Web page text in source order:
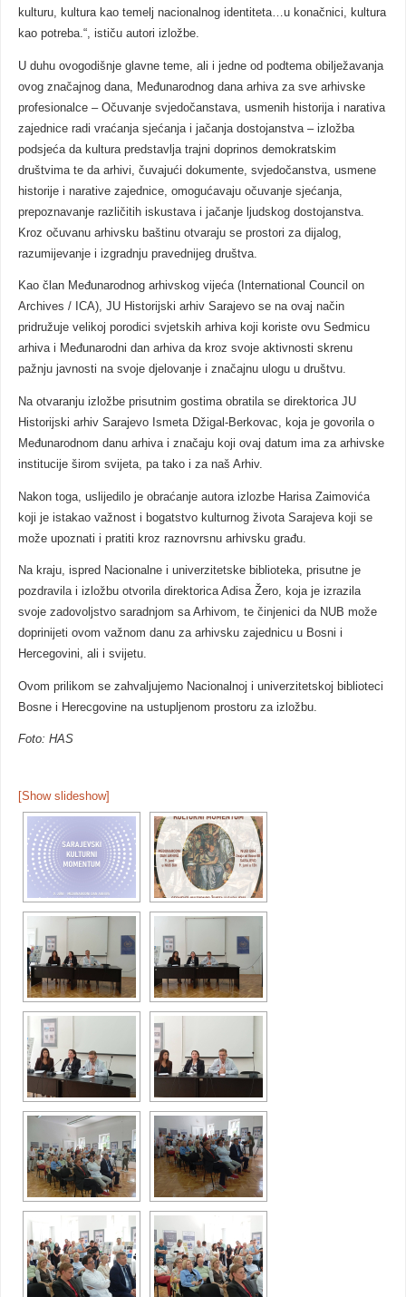
kulturu, kultura kao temelj nacionalnog identiteta…u konačnici, kultura
kao potreba.“, ističu autori izložbe.
U duhu ovogodišnje glavne teme, ali i jedne od podtema obilježavanja
ovog značajnog dana, Međunarodnog dana arhiva za sve arhivske
profesionalce – Očuvanje svjedočanstava, usmenih historija i narativa
zajednice radi vraćanja sjećanja i jačanja dostojanstva – izložba
podsjeća da kultura predstavlja trajni doprinos demokratskim
društvima te da arhivi, čuvajući dokumente, svjedočanstva, usmene
historije i narative zajednice, omogućavaju očuvanje sjećanja,
prepoznavanje različitih iskustava i jačanje ljudskog dostojanstva.
Kroz očuvanu arhivsku baštinu otvaraju se prostori za dijalog,
razumijevanje i izgradnju pravednijeg društva.
Kao član Međunarodnog arhivskog vijeća (International Council on
Archives / ICA), JU Historijski arhiv Sarajevo se na ovaj način
pridružuje velikoj porodici svjetskih arhiva koji koriste ovu Sedmicu
arhiva i Međunarodni dan arhiva da kroz svoje aktivnosti skrenu
pažnju javnosti na svoje djelovanje i značajnu ulogu u društvu.
Na otvaranju izložbe prisutnim gostima obratila se direktorica JU
Historijski arhiv Sarajevo Ismeta Džigal-Berkovac, koja je govorila o
Međunarodnom danu arhiva i značaju koji ovaj datum ima za arhivske
institucije širom svijeta, pa tako i za naš Arhiv.
Nakon toga, uslijedilo je obraćanje autora izlozbe Harisa Zaimovića
koji je istakao važnost i bogatstvo kulturnog života Sarajeva koji se
može upoznati i pratiti kroz raznovrsnu arhivsku građu.
Na kraju, ispred Nacionalne i univerzitetske biblioteka, prisutne je
pozdravila i izložbu otvorila direktorica Adisa Žero, koja je izrazila
svoje zadovoljstvo saradnjom sa Arhivom, te činjenici da NUB može
doprinijeti ovom važnom danu za arhivsku zajednicu u Bosni i
Hercegovini, ali i svijetu.
Ovom prilikom se zahvaljujemo Nacionalnoj i univerzitetskoj biblioteci
Bosne i Herecgovine na ustupljenom prostoru za izložbu.
Foto: HAS
[Show slideshow]